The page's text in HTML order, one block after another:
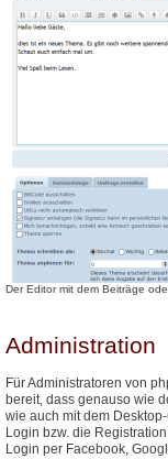
Der Editor mit dem Beiträge
Administration
Für Administratoren von
bereit, dass genauso wie
wie auch mit dem
Login bzw. die
Login per Facebook,